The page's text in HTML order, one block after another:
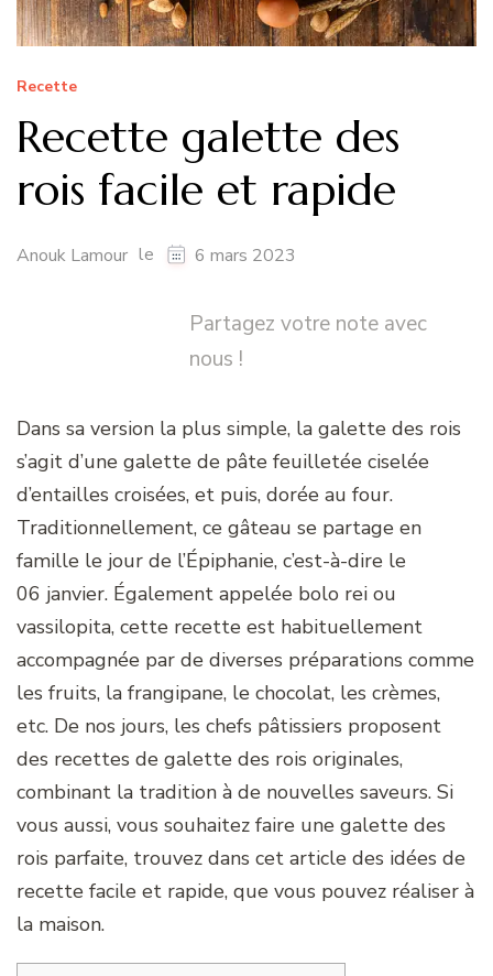
Recette
Recette galette des
rois facile et rapide
Anouk Lamour le 6 mars 2023
Partagez votre note avec
nous !
Dans sa version la plus simple, la galette des rois
s’agit d’une galette de pâte feuilletée ciselée
d’entailles croisées, et puis, dorée au four.
Traditionnellement, ce gâteau se partage en
famille le jour de l’Épiphanie, c’est-à-dire le
06 janvier. Également appelée bolo rei ou
vassilopita, cette recette est habituellement
accompagnée par de diverses préparations comme
les fruits, la frangipane, le chocolat, les crèmes,
etc. De nos jours, les chefs pâtissiers proposent
des recettes de galette des rois originales,
combinant la tradition à de nouvelles saveurs. Si
vous aussi, vous souhaitez faire une galette des
rois parfaite, trouvez dans cet article des idées de
recette facile et rapide, que vous pouvez réaliser à
la maison.